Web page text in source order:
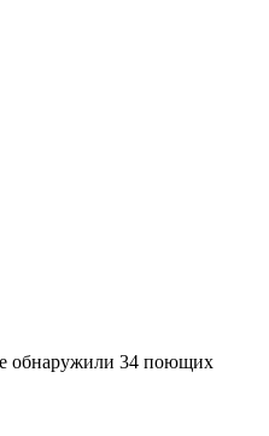
обнаружили 34 поющих